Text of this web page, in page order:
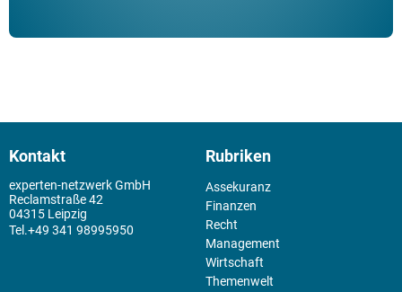
Kontakt
experten-netzwerk GmbH
Reclamstraße 42
04315 Leipzig
+49 341 98995950
Rubriken
Assekuranz
Finanzen
Recht
Management
Wirtschaft
Themenwelt